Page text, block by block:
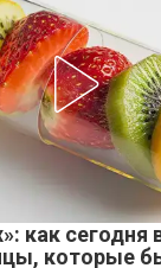
как сегодня
которые